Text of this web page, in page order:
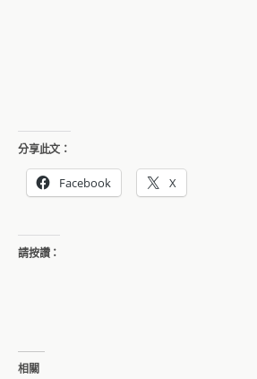
分享此文：
Facebook X
請按讚：
相關